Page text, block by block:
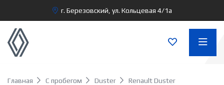
г. Березовский, ул. Кольцевая 4/1а
Главная С пробегом Duster Renault Duster